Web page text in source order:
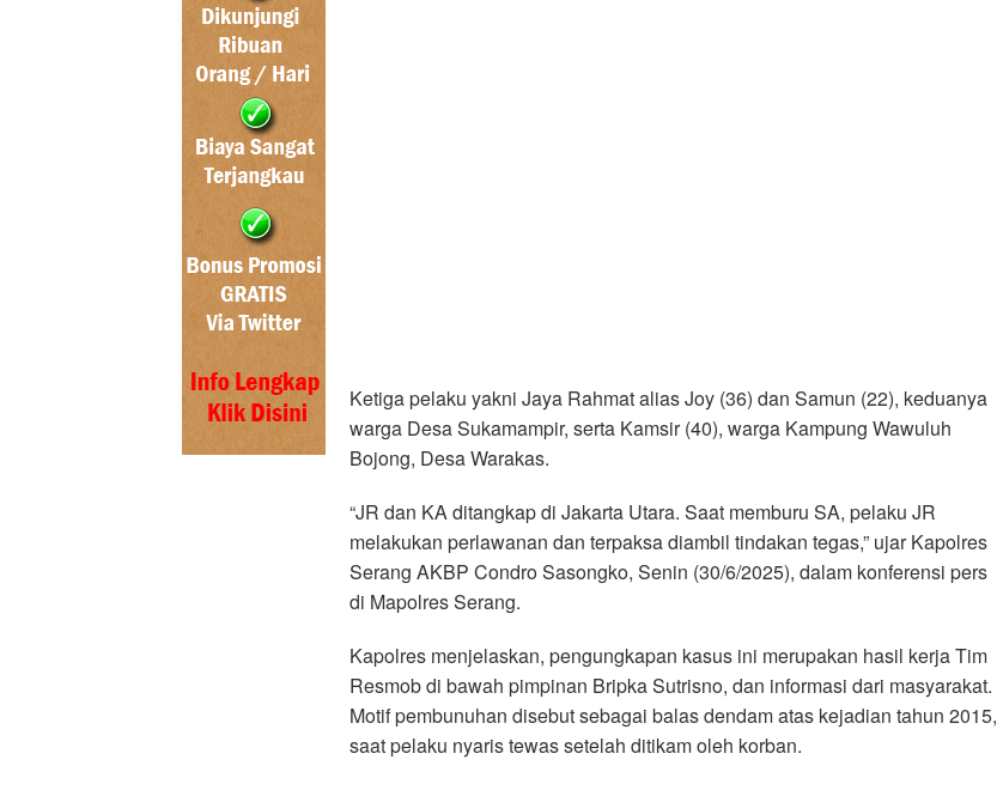
Ketiga pelaku yakni Jaya Rahmat alias Joy (36) dan Samun (22), keduanya
warga Desa Sukamampir, serta Kamsir (40), warga Kampung Wawuluh
Bojong, Desa Warakas.
“JR dan KA ditangkap di Jakarta Utara. Saat memburu SA, pelaku JR
melakukan perlawanan dan terpaksa diambil tindakan tegas,” ujar Kapolres
Serang AKBP Condro Sasongko, Senin (30/6/2025), dalam konferensi pers
di Mapolres Serang.
Kapolres menjelaskan, pengungkapan kasus ini merupakan hasil kerja Tim
Resmob di bawah pimpinan Bripka Sutrisno, dan informasi dari masyarakat.
Motif pembunuhan disebut sebagai balas dendam atas kejadian tahun 2015,
saat pelaku nyaris tewas setelah ditikam oleh korban.